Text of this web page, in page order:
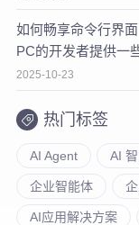
如何畅享命令行界
PC的开发者提供一
2025-10-23
热门标签
AI Agent AI
企业智能体
AI应用解决方案